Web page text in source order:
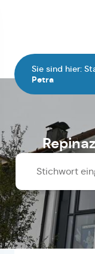
Sie sind hier:
Petra